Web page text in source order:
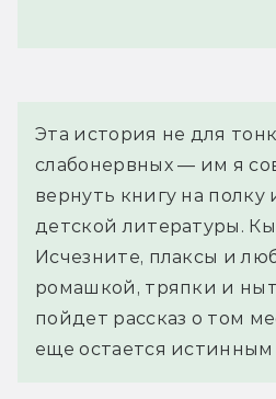
Эта история не для
слабонервных — им я
вернуть книгу на полку
детской литературы.
Исчезните, плаксы и
ромашкой, тряпки и
пойдет рассказ о том
еще остается